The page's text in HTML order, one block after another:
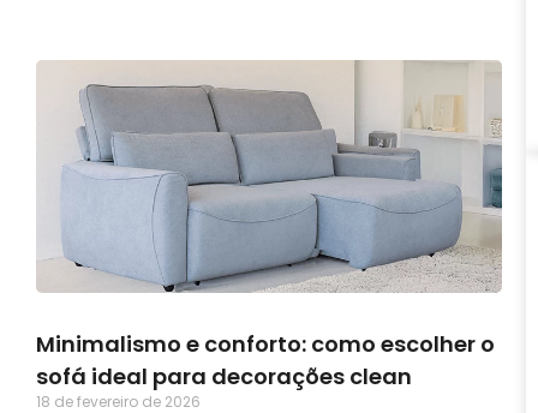
Minimalismo e conforto: como escolher o
sofá ideal para decorações clean
18 de fevereiro de 2026